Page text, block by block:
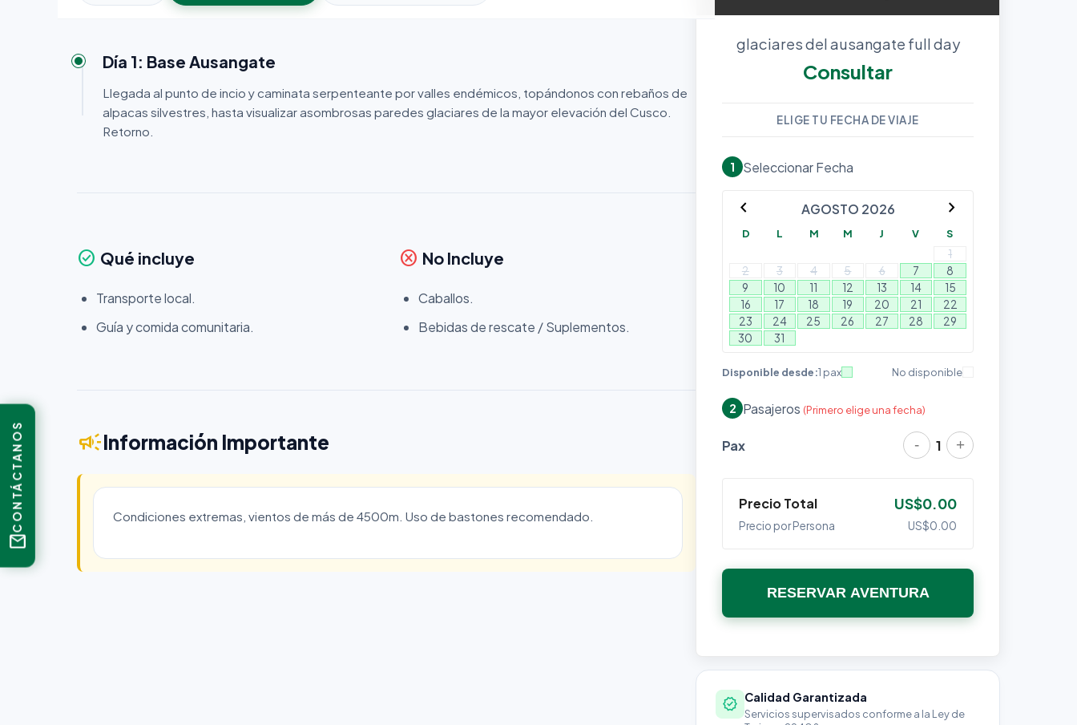
Día 1: Base Ausangate
Llegada al punto de incio y caminata serpenteante por valles endémicos, topándonos con rebaños de
alpacas silvestres, hasta visualizar asombrosas paredes glaciares de la mayor elevación del Cusco.
Retorno.
check_circle Qué incluye
Transporte local.
Guía y comida comunitaria.
cancel No Incluye
Caballos.
Bebidas de rescate / Suplementos.
campaignInformación Importante
Condiciones extremas, vientos de más de 4500m. Uso de bastones recomendado.
glaciares del ausangate full day
Consultar
ELIGE TU FECHA DE VIAJE
1 Seleccionar Fecha
chevron_left AGOSTO 2026 chevron_right
D L M M J V S
1
2
3 4 5 6 7
8
9
10 11 12 13 14
15
16
17 18 19 20 21
22
23
24 25 26 27 28
29
30
31
Disponible desde:1 pax No disponible
2 Pasajeros (Primero elige una fecha)
Pax - 1 +
Precio Total US$0.00
Precio por Persona US$0.00
RESERVAR AVENTURA
verified Calidad Garantizada
Servicios supervisados conforme a la Ley de
CONTÁCTANOS
mail